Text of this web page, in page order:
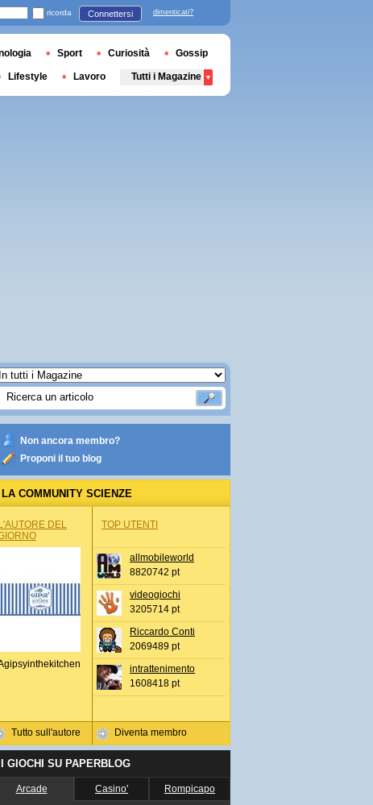
Non ancora membro?
Proponi il tuo blog
LA COMMUNITY SCIENZE
L'AUTORE DEL
Tutto sull'autore
TOP UTENTI
allmobileworld
8820742 pt
videogiochi
3205714 pt
Riccardo Conti
2069489 pt
intrattenimento
1608418 pt
Diventa membro
I GIOCHI SU PAPERBLOG
Arcade Casino' Rompicapo
ricorda Connettersi dimenticati?
Sport Curiosità Gossip
Lifestyle Lavoro Tutti i Magazine